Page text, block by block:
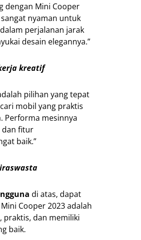
dengan Mini Cooper
nyaman untuk
perjalanan jarak
desain elegannya.”
kreatif
pilihan yang tepat
mobil yang praktis
Performa mesinnya
dan fitur
baik.”
di atas, dapat
Cooper 2023 adalah
praktis, dan memiliki
baik.